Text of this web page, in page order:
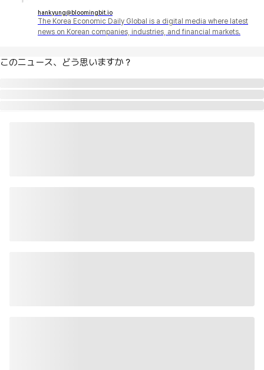
hankyung@bloomingbit.io
The Korea Economic Daily Global is a digital media where latest
news on Korean companies, industries, and financial markets.
このニュース、どう思いますか？